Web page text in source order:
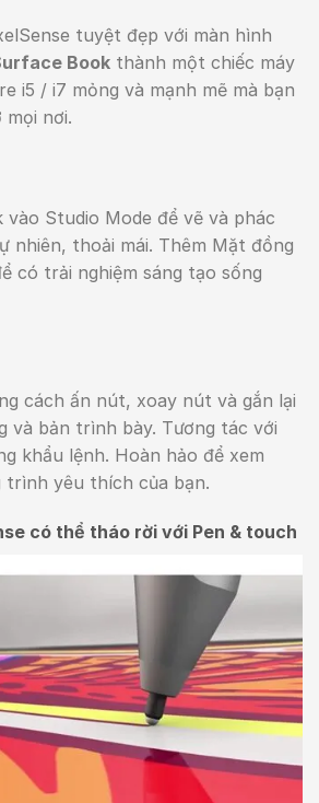
tuyệt đẹp với màn hình
Book thành một chiếc máy
i5 / i7 mỏng và mạnh mẽ mà bạn
nơi.
vào Studio Mode để vẽ và phác
nhiên, thoải mái. Thêm Mặt đồng
có trải nghiệm sáng tạo sống
cách ấn nút, xoay nút và gắn lại
và bản trình bày. Tương tác với
khẩu lệnh. Hoàn hảo để xem
trình yêu thích của bạn.
có thể tháo rời với Pen & touch